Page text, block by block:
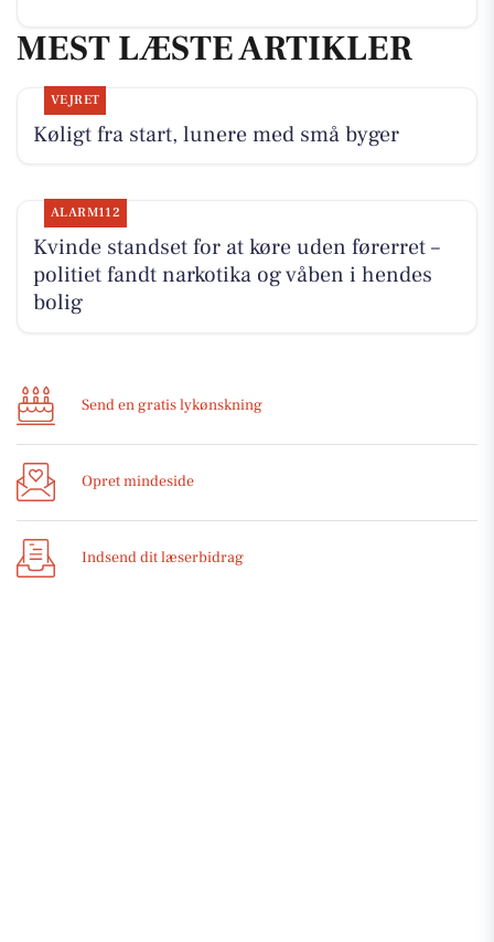
MEST LÆSTE ARTIKLER
VEJRET
Køligt fra start, lunere med små byger
ALARM112
Kvinde standset for at køre uden førerret –
politiet fandt narkotika og våben i hendes
bolig
Send en gratis lykønskning
Opret mindeside
Indsend dit læserbidrag